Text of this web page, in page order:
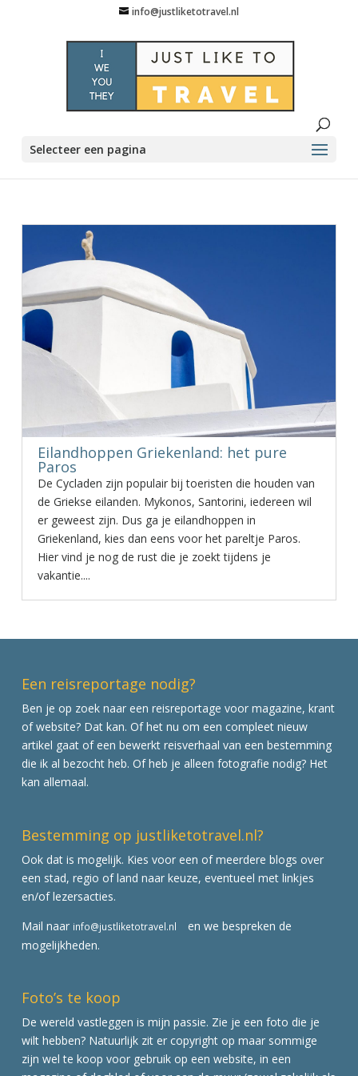
info@justliketotravel.nl
Selecteer een pagina
Eilandhoppen Griekenland: het pure
Paros
De Cycladen zijn populair bij toeristen die houden van
de Griekse eilanden. Mykonos, Santorini, iedereen wil
er geweest zijn. Dus ga je eilandhoppen in
Griekenland, kies dan eens voor het pareltje Paros.
Hier vind je nog de rust die je zoekt tijdens je
vakantie....
Een reisreportage nodig?
Ben je op zoek naar een reisreportage voor magazine, krant
of website? Dat kan. Of het nu om een compleet nieuw
artikel gaat of een bewerkt reisverhaal van een bestemming
die ik al bezocht heb. Of heb je alleen fotografie nodig? Het
kan allemaal.
Bestemming op justliketotravel.nl?
Ook dat is mogelijk. Kies voor een of meerdere blogs over
een stad, regio of land naar keuze, eventueel met linkjes
en/of lezersacties.
Mail naar info@justliketotravel.nl
en we bespreken de
mogelijkheden.
Foto’s te koop
De wereld vastleggen is mijn passie. Zie je een foto die je
wilt hebben? Natuurlijk zit er copyright op maar sommige
zijn wel te koop voor gebruik op een website, in een